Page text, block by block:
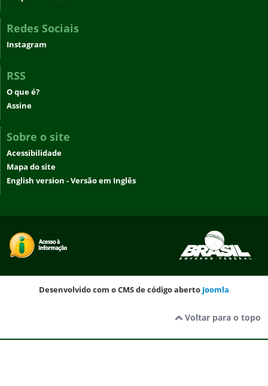
Redes Sociais
Instagram
RSS
O que é?
Assine
Sobre o site
Acessibilidade
Mapa do site
English version - Versão em Inglês
Desenvolvido com o CMS de código aberto Joomla
Voltar para o topo